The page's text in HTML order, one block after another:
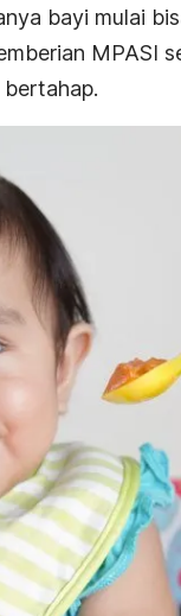
bayi mulai
MPASI